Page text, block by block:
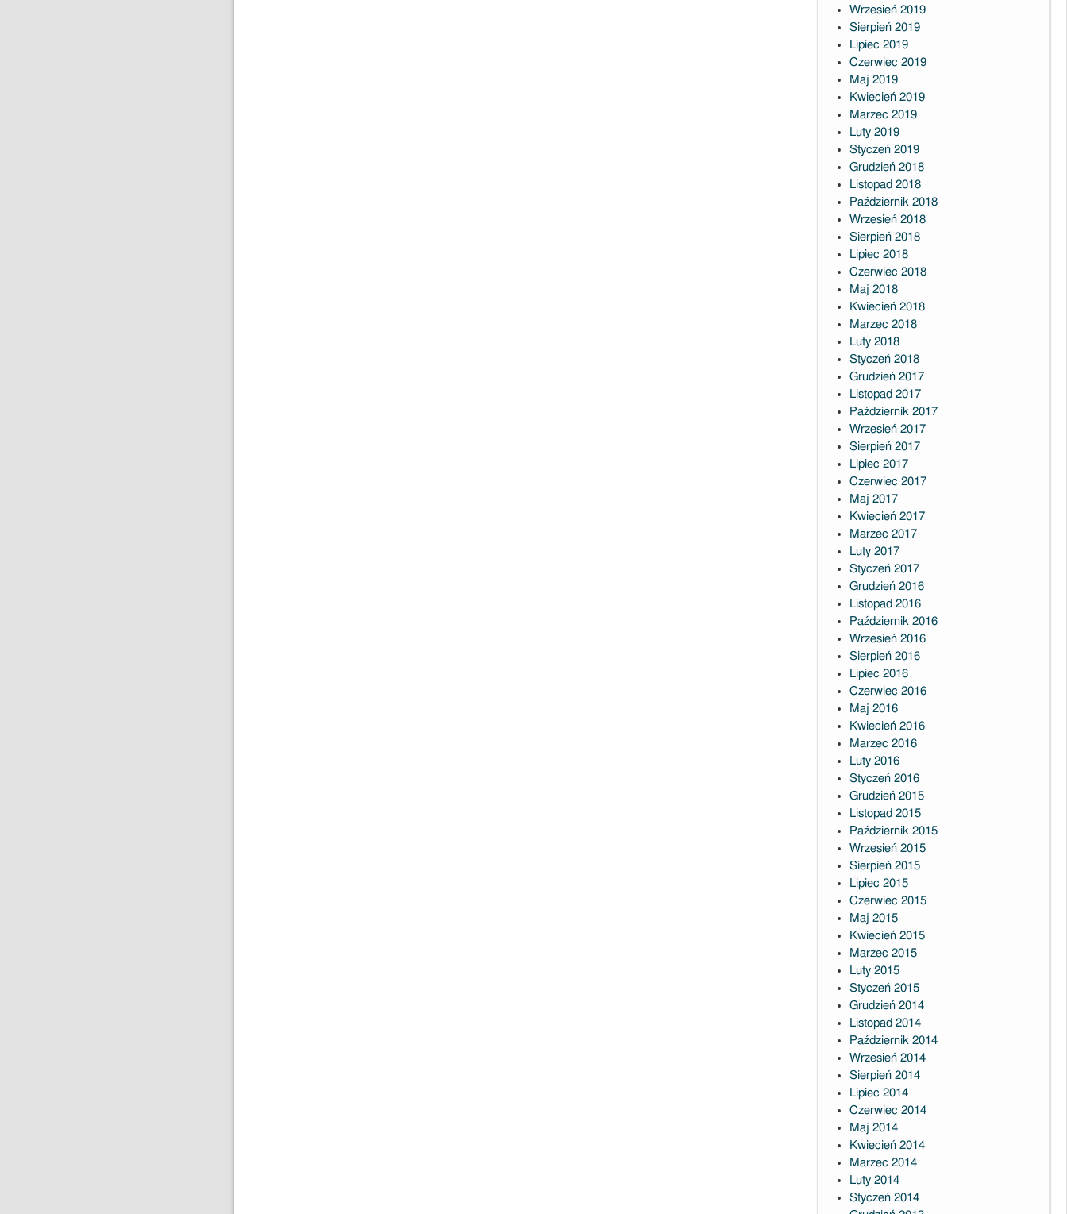
Wrzesień 2019
Sierpień 2019
Lipiec 2019
Czerwiec 2019
Maj 2019
Kwiecień 2019
Marzec 2019
Luty 2019
Styczeń 2019
Grudzień 2018
Listopad 2018
Październik 2018
Wrzesień 2018
Sierpień 2018
Lipiec 2018
Czerwiec 2018
Maj 2018
Kwiecień 2018
Marzec 2018
Luty 2018
Styczeń 2018
Grudzień 2017
Listopad 2017
Październik 2017
Wrzesień 2017
Sierpień 2017
Lipiec 2017
Czerwiec 2017
Maj 2017
Kwiecień 2017
Marzec 2017
Luty 2017
Styczeń 2017
Grudzień 2016
Listopad 2016
Październik 2016
Wrzesień 2016
Sierpień 2016
Lipiec 2016
Czerwiec 2016
Maj 2016
Kwiecień 2016
Marzec 2016
Luty 2016
Styczeń 2016
Grudzień 2015
Listopad 2015
Październik 2015
Wrzesień 2015
Sierpień 2015
Lipiec 2015
Czerwiec 2015
Maj 2015
Kwiecień 2015
Marzec 2015
Luty 2015
Styczeń 2015
Grudzień 2014
Listopad 2014
Październik 2014
Wrzesień 2014
Sierpień 2014
Lipiec 2014
Czerwiec 2014
Maj 2014
Kwiecień 2014
Marzec 2014
Luty 2014
Styczeń 2014